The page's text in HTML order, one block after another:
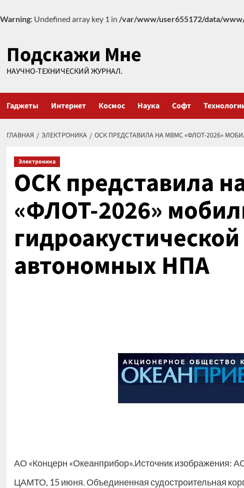
Warning: Undefined array key 1 in /var/www/user655172/data/
содержимому
Подскажи Мне
НАУЧНО-ТЕХНИЧЕСКИЙ ЖУРНАЛ.
Гаджеты Интернет Космос Наука Софт
ГЛАВНАЯ ЭЛЕКТРОНИКА ОСК ПРЕДСТАВИЛА НА МВМС «ФЛОТ-2026»
Электроника
ОСК представила
«ФЛОТ-2026»
автономных НПА
АО «Концерн «Океанприбор».Источник изображения:
ЦАМТО, 15 июня. Объединенная судостроительная